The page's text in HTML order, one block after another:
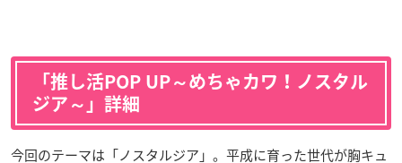
「推し活POP UP～めちゃカワ！ノスタル
ジア～」詳細
今回のテーマは「ノスタルジア」。平成に育った世代が胸キュ